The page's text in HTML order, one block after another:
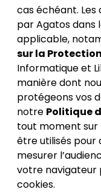
cas échéant.
par Agatos
applicable,
sur la
Informatique et
manière dont
protégeons vos
notre Politique
tout moment sur
être utilisés pour
mesurer
votre navigateur
cookies.